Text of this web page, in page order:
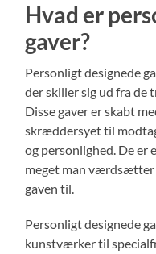
Hvad er
gaver?
Personligt designede
der skiller sig ud fra de
Disse gaver er skabt
skræddersyet til
og personlighed. De er
meget man værdsætter
gaven til.
Personligt designede
kunstværker til